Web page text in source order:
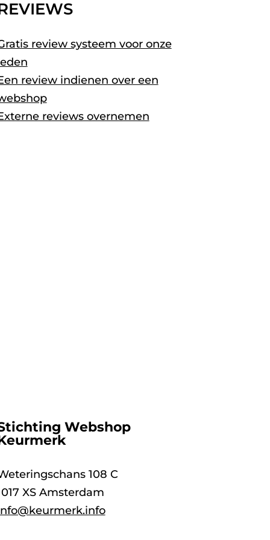
review systeem voor onze
review indienen over een
reviews overnemen
Webshop
108 C
XS Amsterdam